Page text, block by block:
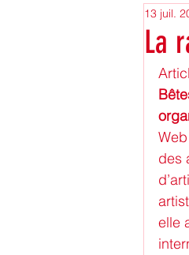
La
13 juil.
des
elle